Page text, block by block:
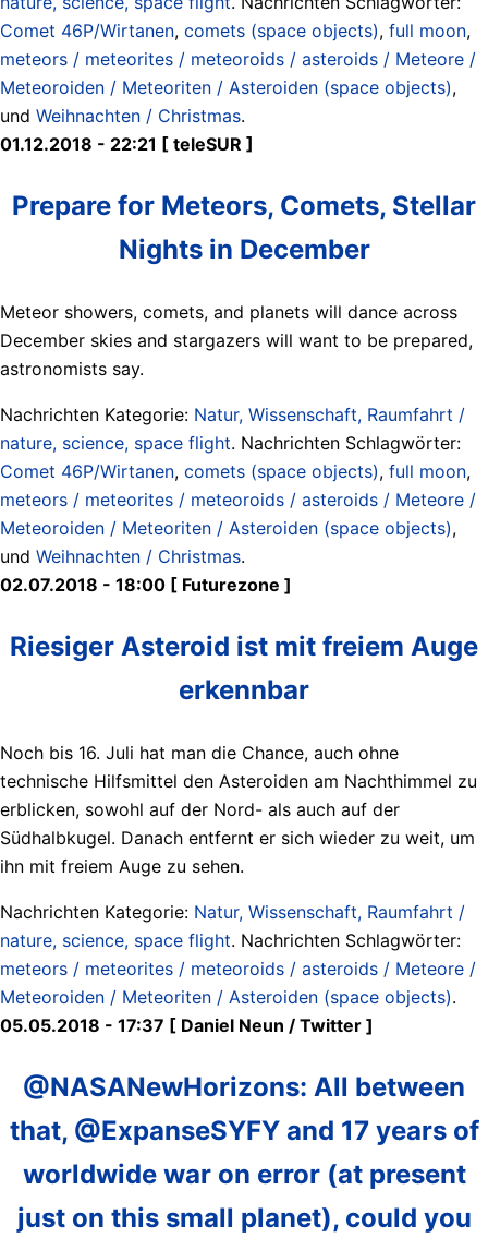
Comet 46P/Wirtanen, comets (space objects), full moon,
meteors / meteorites / meteoroids / asteroids / Meteore /
Meteoroiden / Meteoriten / Asteroiden (space objects),
und Weihnachten / Christmas.
01.12.2018 - 22:21 [ teleSUR ]
Prepare for Meteors, Comets, Stellar
Nights in December
Meteor showers, comets, and planets will dance across
December skies and stargazers will want to be prepared,
astronomists say.
Nachrichten Kategorie: Natur, Wissenschaft, Raumfahrt /
nature, science, space flight. Nachrichten Schlagwörter:
Comet 46P/Wirtanen, comets (space objects), full moon,
meteors / meteorites / meteoroids / asteroids / Meteore /
Meteoroiden / Meteoriten / Asteroiden (space objects),
und Weihnachten / Christmas.
02.07.2018 - 18:00 [ Futurezone ]
Riesiger Asteroid ist mit freiem Auge
erkennbar
Noch bis 16. Juli hat man die Chance, auch ohne
technische Hilfsmittel den Asteroiden am Nachthimmel zu
erblicken, sowohl auf der Nord- als auch auf der
Südhalbkugel. Danach entfernt er sich wieder zu weit, um
ihn mit freiem Auge zu sehen.
Nachrichten Kategorie: Natur, Wissenschaft, Raumfahrt /
nature, science, space flight. Nachrichten Schlagwörter:
meteors / meteorites / meteoroids / asteroids / Meteore /
Meteoroiden / Meteoriten / Asteroiden (space objects).
05.05.2018 - 17:37 [ Daniel Neun / Twitter ]
@NASANewHorizons: All between
that, @ExpanseSYFY and 17 years of
worldwide war on error (at present
just on this small planet), could you